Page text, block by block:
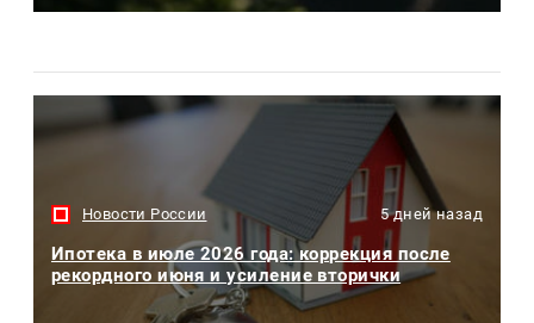
Новости России 5 дней назад
Ипотека в июле 2026 года: коррекция после
рекордного июня и усиление вторички